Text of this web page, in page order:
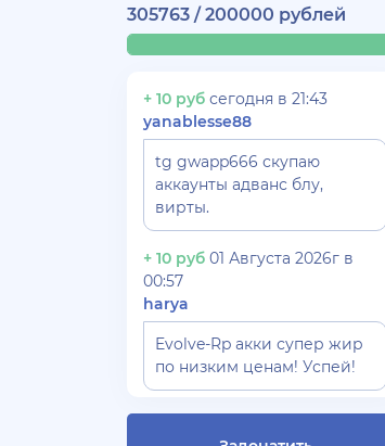
305763 / 200000 рублей
+ 10 руб сегодня в 21:43
yanablesse88
tg gwapp666 скупаю
аккаунты адванс блу,
вирты.
+ 10 руб 01 Августа 2026г в
00:57
harya
Evolve-Rp акки супер жир
по низким ценам! Успей!
+ 10 руб 30 Июля 2026г в 17:26